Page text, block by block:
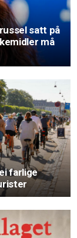
satt på
må
farlige